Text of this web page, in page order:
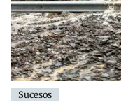
Sucesos